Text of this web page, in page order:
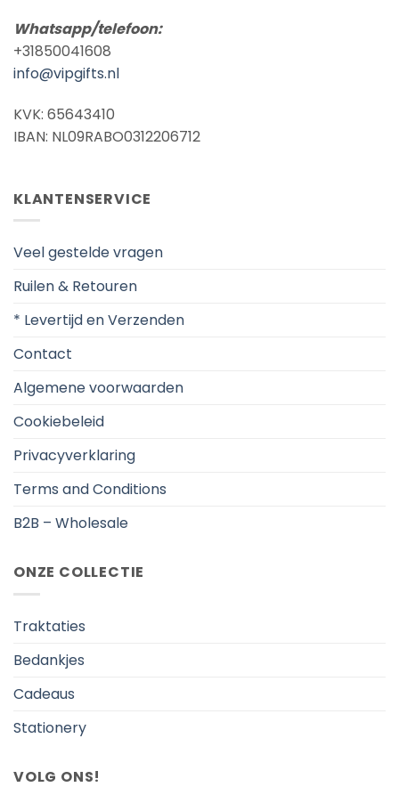
Whatsapp/telefoon:
+31850041608
info@vipgifts.nl
KVK: 65643410
IBAN: NL09RABO0312206712
KLANTENSERVICE
Veel gestelde vragen
Ruilen & Retouren
* Levertijd en Verzenden
Contact
Algemene voorwaarden
Cookiebeleid
Privacyverklaring
Terms and Conditions
B2B – Wholesale
ONZE COLLECTIE
Traktaties
Bedankjes
Cadeaus
Stationery
VOLG ONS!